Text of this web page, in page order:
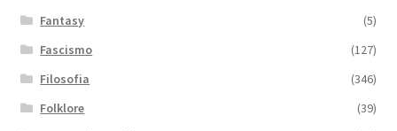
Fantasy
(5)
Fascismo
(127)
Filosofia
(346)
Folklore
(39)